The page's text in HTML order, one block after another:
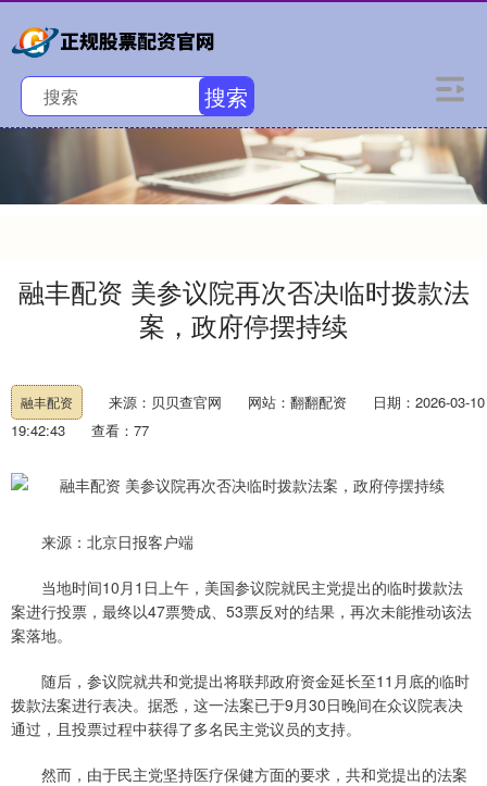
搜索
融丰配资 美参议院再次否决临时拨款法
案，政府停摆持续
融丰配资 来源：贝贝查官网 网站：翻翻配资
日期：2026-03-10
19:42:43
查看：77
来源：北京日报客户端
当地时间10月1日上午，美国参议院就民主党提出的临时拨款法
案进行投票，最终以47票赞成、53票反对的结果，再次未能推动该法
案落地。
随后，参议院就共和党提出将联邦政府资金延长至11月底的临时
拨款法案进行表决。据悉，这一法案已于9月30日晚间在众议院表决
通过，且投票过程中获得了多名民主党议员的支持。
然而，由于民主党坚持医疗保健方面的要求，共和党提出的法案